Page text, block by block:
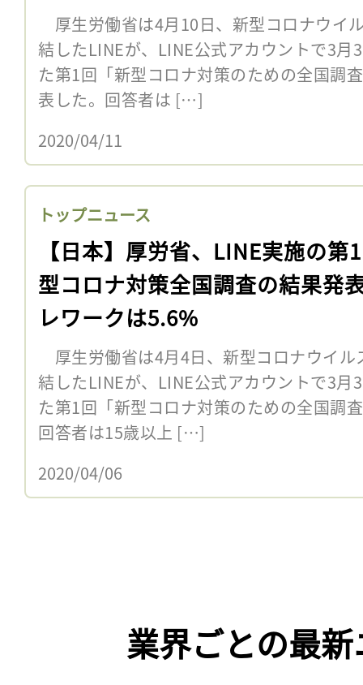
厚生労働省は4月10日、新型コロナウイ
結したLINEが、LINE公式アカウントで3月
た第1回「新型コロナ対策のための全国調
表した。回答者は […]
2020/04/11
トップニュース
【日本】厚労省、LINE実施の第
型コロナ対策全国調査の結果発
レワークは5.6%
厚生労働省は4月4日、新型コロナウイル
結したLINEが、LINE公式アカウントで3月
た第1回「新型コロナ対策のための全国調
回答者は15歳以上 […]
2020/04/06
業界ごとの最